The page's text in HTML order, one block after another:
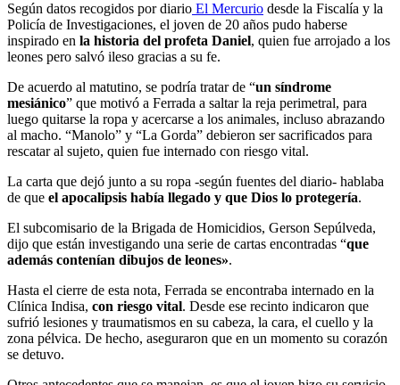
Según datos recogidos por diario El Mercurio desde la Fiscalía y la
Policía de Investigaciones, el joven de 20 años pudo haberse
inspirado en la historia del profeta Daniel, quien fue arrojado a los
leones pero salvó ileso gracias a su fe.
De acuerdo al matutino, se podría tratar de “un síndrome
mesiánico” que motivó a Ferrada a saltar la reja perimetral, para
luego quitarse la ropa y acercarse a los animales, incluso abrazando
al macho. “Manolo” y “La Gorda” debieron ser sacrificados para
rescatar al sujeto, quien fue internado con riesgo vital.
La carta que dejó junto a su ropa -según fuentes del diario- hablaba
de que el apocalipsis había llegado y que Dios lo protegería.
El subcomisario de la Brigada de Homicidios, Gerson Sepúlveda,
dijo que están investigando una serie de cartas encontradas “que
además contenían dibujos de leones».
Hasta el cierre de esta nota, Ferrada se encontraba internado en la
Clínica Indisa, con riesgo vital. Desde ese recinto indicaron que
sufrió lesiones y traumatismos en su cabeza, la cara, el cuello y la
zona pélvica. De hecho, aseguraron que en un momento su corazón
se detuvo.